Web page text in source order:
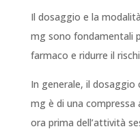
Il dosaggio e la
mg sono fondamentali
farmaco e ridurre il
In generale, il dosaggio
mg è di una compressa
ora prima dell’attività